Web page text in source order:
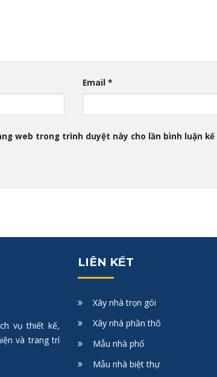
Email*
web trong trình duyệt này cho lần bình luận
vụ thiết kế,
và trang trí
LIÊN KẾT
Xây nhà trọn gói
Xây nhà phần thô
Mẫu nhà phố
Mẫu nhà biệt thự